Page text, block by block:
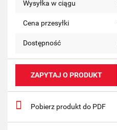
Wysyłka w ciągu
Cena przesyłki
Dostępność
ZAPYTAJ O PRODUKT
Pobierz produkt do PDF